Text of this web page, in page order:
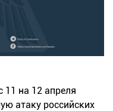
на 12 апреля
атаку российских